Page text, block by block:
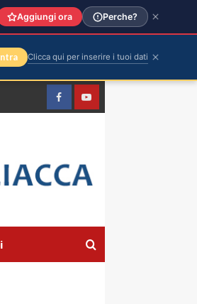
FacebookYountube
Aggiungi ora Perche?
Clicca qui per inserire i tuoi dati